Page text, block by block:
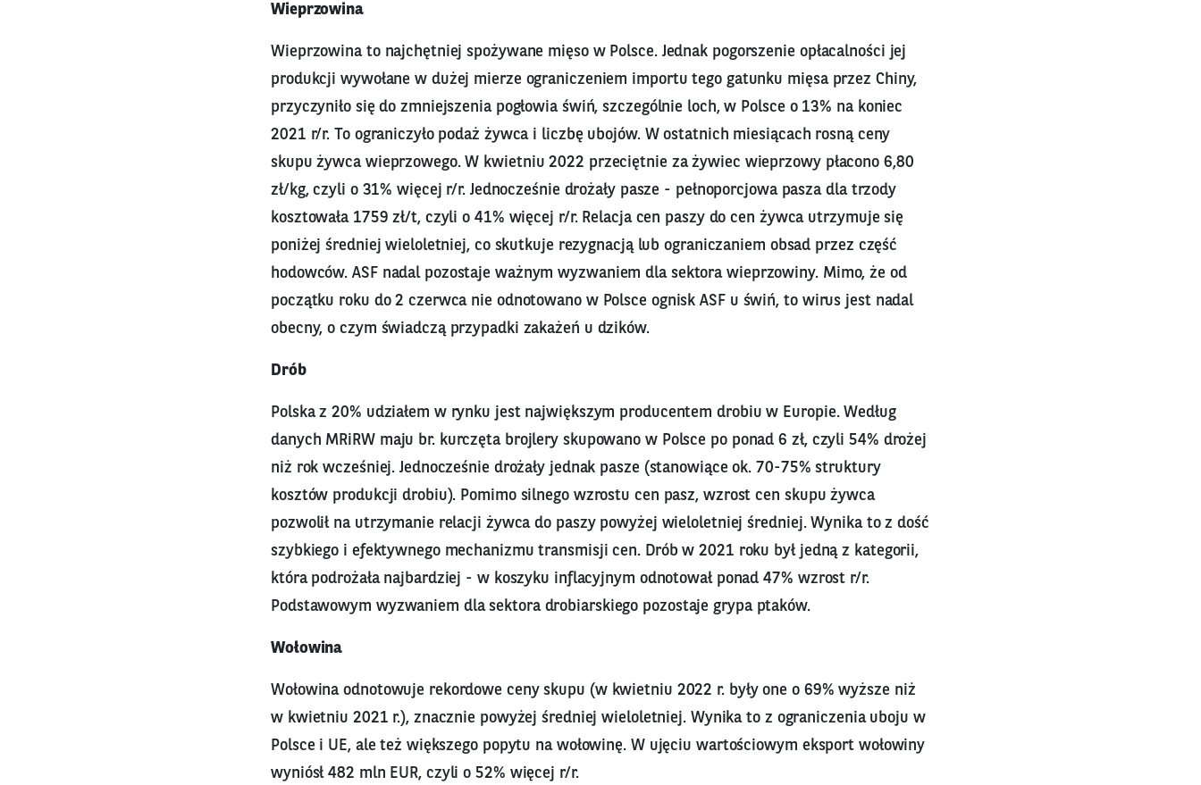
Wieprzowina
Wieprzowina to najchętniej spożywane mięso w Polsce. Jednak pogorszenie opłacalności jej
produkcji wywołane w dużej mierze ograniczeniem importu tego gatunku mięsa przez Chiny,
przyczyniło się do zmniejszenia pogłowia świń, szczególnie loch, w Polsce o 13% na koniec
2021 r/r. To ograniczyło podaż żywca i liczbę ubojów. W ostatnich miesiącach rosną ceny
skupu żywca wieprzowego. W kwietniu 2022 przeciętnie za żywiec wieprzowy płacono 6,80
zł/kg, czyli o 31% więcej r/r. Jednocześnie drożały pasze - pełnoporcjowa pasza dla trzody
kosztowała 1759 zł/t, czyli o 41% więcej r/r. Relacja cen paszy do cen żywca utrzymuje się
poniżej średniej wieloletniej, co skutkuje rezygnacją lub ograniczaniem obsad przez część
hodowców. ASF nadal pozostaje ważnym wyzwaniem dla sektora wieprzowiny. Mimo, że od
początku roku do 2 czerwca nie odnotowano w Polsce ognisk ASF u świń, to wirus jest nadal
obecny, o czym świadczą przypadki zakażeń u dzików.
Drób
Polska z 20% udziałem w rynku jest największym producentem drobiu w Europie. Według
danych MRiRW maju br. kurczęta brojlery skupowano w Polsce po ponad 6 zł, czyli 54% drożej
niż rok wcześniej. Jednocześnie drożały jednak pasze (stanowiące ok. 70-75% struktury
kosztów produkcji drobiu). Pomimo silnego wzrostu cen pasz, wzrost cen skupu żywca
pozwolił na utrzymanie relacji żywca do paszy powyżej wieloletniej średniej. Wynika to z dość
szybkiego i efektywnego mechanizmu transmisji cen. Drób w 2021 roku był jedną z kategorii,
która podrożała najbardziej - w koszyku inflacyjnym odnotował ponad 47% wzrost r/r.
Podstawowym wyzwaniem dla sektora drobiarskiego pozostaje grypa ptaków.
Wołowina
Wołowina odnotowuje rekordowe ceny skupu (w kwietniu 2022 r. były one o 69% wyższe niż
w kwietniu 2021 r.), znacznie powyżej średniej wieloletniej. Wynika to z ograniczenia uboju w
Polsce i UE, ale też większego popytu na wołowinę. W ujęciu wartościowym eksport wołowiny
wyniósł 482 mln EUR, czyli o 52% więcej r/r.